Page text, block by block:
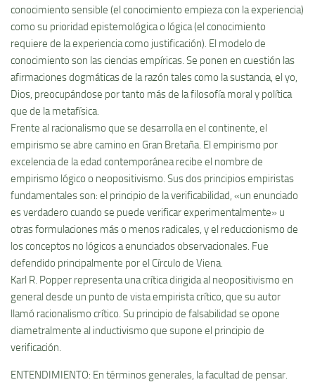
conocimiento sensible (el conocimiento empieza con la experiencia)
como su prioridad epistemológica o lógica (el conocimiento
requiere de la experiencia como justificación). El modelo de
conocimiento son las ciencias empí­ricas. Se ponen en cuestión las
afirmaciones dogmáticas de la razón tales como la sustancia, el yo,
Dios, preocupándose por tanto más de la filosofí­a moral y polí­tica
que de la metafí­sica.
Frente al racionalismo que se desarrolla en el continente, el
empirismo se abre camino en Gran Bretaña. El empirismo por
excelencia de la edad contemporánea recibe el nombre de
empirismo lógico o neopositivismo. Sus dos principios empiristas
fundamentales son: el principio de la verificabilidad, «un enunciado
es verdadero cuando se puede verificar experimentalmente» u
otras formulaciones más o menos radicales, y el reduccionismo de
los conceptos no lógicos a enunciados observacionales. Fue
defendido principalmente por el Cí­rculo de Viena.
Karl R. Popper representa una crí­tica dirigida al neopositivismo en
general desde un punto de vista empirista crí­tico, que su autor
llamó racionalismo crí­tico. Su principio de falsabilidad se opone
diametralmente al inductivismo que supone el principio de
verificación.
ENTENDIMIENTO: En términos generales, la facultad de pensar.